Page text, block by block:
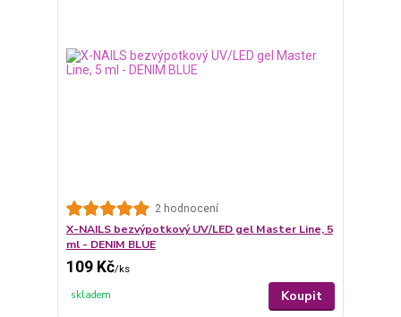
2 hodnocení
X-NAILS bezvýpotkový UV/LED gel Master Line, 5
ml - DENIM BLUE
109 Kč/ks
skladem Koupit